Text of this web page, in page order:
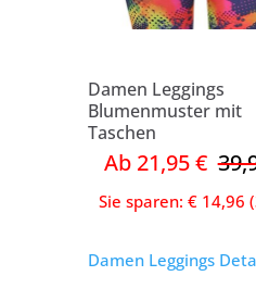
Damen Leggings
Blumenmuster mit
Taschen
Ab 21,95 €
Sie sparen: € 14,96
Damen Leggings